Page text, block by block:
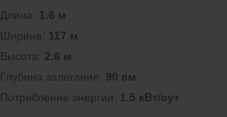
Длина: 1.6 м
Ширина: 117 м
Высота: 2.6 м
Глубина залегания: 90 см
Потреблeние энергии: 1.5 кВт/сут